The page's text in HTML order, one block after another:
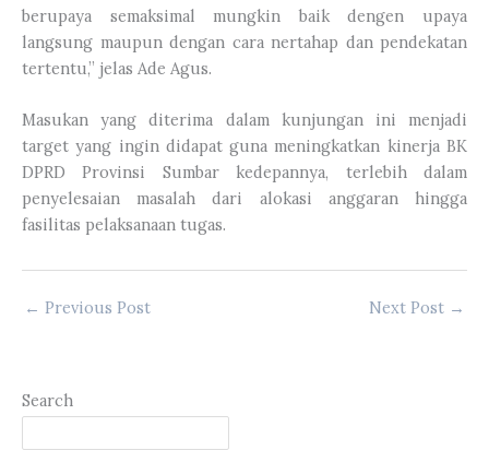
berupaya semaksimal mungkin baik dengen upaya
langsung maupun dengan cara nertahap dan pendekatan
tertentu,” jelas Ade Agus.
Masukan yang diterima dalam kunjungan ini menjadi
target yang ingin didapat guna meningkatkan kinerja BK
DPRD Provinsi Sumbar kedepannya, terlebih dalam
penyelesaian masalah dari alokasi anggaran hingga
fasilitas pelaksanaan tugas.
← Previous Post Next Post →
Search